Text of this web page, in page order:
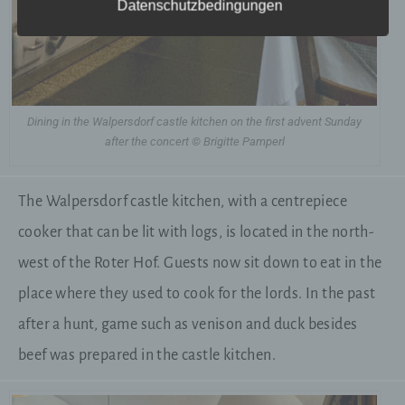
Dining in the Walpersdorf castle kitchen on the first advent Sunday
after the concert © Brigitte Pamperl
The Walpersdorf castle kitchen, with a centrepiece
cooker that can be lit with logs, is located in the north-
west of the Roter Hof. Guests now sit down to eat in the
place where they used to cook for the lords. In the past
after a hunt, game such as venison and duck besides
beef was prepared in the castle kitchen.
Grundverordnung, sonstiger in den Mitgliedstaaten
der Europäischen Union geltenden
Datenschutzgesetze und anderer Bestimmungen
mit datenschutzrechtlichem Charakter ist die:
Fasten-Tour GmbH
Oberarnsdorf 14
3621 Rossatz-Arnsdorf
Austria
43271420074
E-Mail: office@fasten-tour.com
Datenschutzbedingungen